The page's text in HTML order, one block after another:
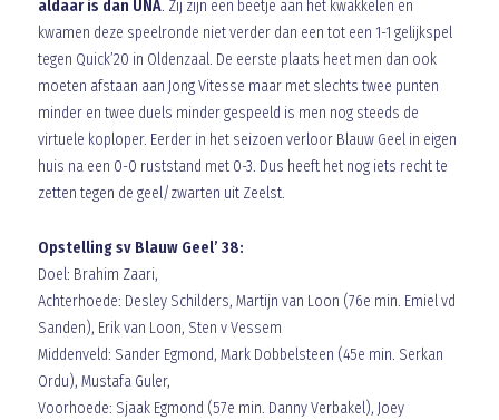
aldaar is dan UNA. Zij zijn een beetje aan het kwakkelen en
kwamen deze speelronde niet verder dan een tot een 1-1 gelijkspel
tegen Quick’20 in Oldenzaal. De eerste plaats heet men dan ook
moeten afstaan aan Jong Vitesse maar met slechts twee punten
minder en twee duels minder gespeeld is men nog steeds de
virtuele koploper. Eerder in het seizoen verloor Blauw Geel in eigen
huis na een 0-0 ruststand met 0-3. Dus heeft het nog iets recht te
zetten tegen de geel/zwarten uit Zeelst.
Opstelling sv Blauw Geel’ 38:
Doel: Brahim Zaari,
Achterhoede: Desley Schilders, Martijn van Loon (76e min. Emiel vd
Sanden), Erik van Loon, Sten v Vessem
Middenveld: Sander Egmond, Mark Dobbelsteen (45e min. Serkan
Ordu), Mustafa Guler,
Voorhoede: Sjaak Egmond (57e min. Danny Verbakel), Joey